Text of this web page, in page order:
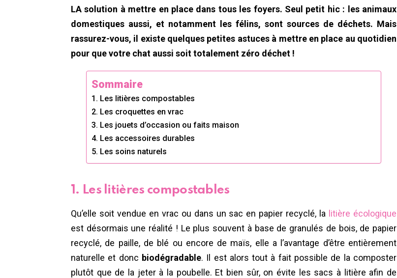
LA solution à mettre en place dans tous les foyers. Seul petit hic : les animaux
domestiques aussi, et notamment les félins, sont sources de déchets. Mais
rassurez-vous, il existe quelques petites astuces à mettre en place au quotidien
pour que votre chat aussi soit totalement zéro déchet !
Sommaire
1. Les litières compostables
2. Les croquettes en vrac
3. Les jouets d’occasion ou faits maison
4. Les accessoires durables
5. Les soins naturels
1. Les litières compostables
Qu’elle soit vendue en vrac ou dans un sac en papier recyclé, la litière écologique
est désormais une réalité ! Le plus souvent à base de granulés de bois, de papier
recyclé, de paille, de blé ou encore de maïs, elle a l’avantage d’être entièrement
naturelle et donc biodégradable. Il est alors tout à fait possible de la composter
plutôt que de la jeter à la poubelle. Et bien sûr, on évite les sacs à litière afin de